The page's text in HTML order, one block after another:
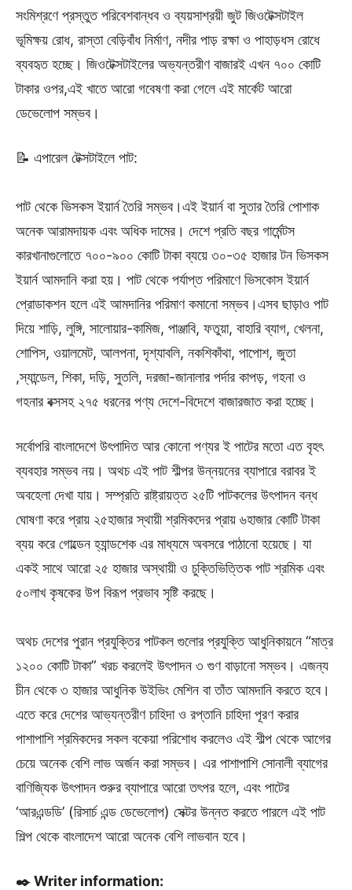
সংমিশ্রণে প্রস্তুত পরিবেশবান্ধব ও ব্যয়সাশ্রয়ী জুট জিওটেক্সটাইল
ভূমিক্ষয় রোধ, রাস্তা বেড়িবাঁধ নির্মাণ, নদীর পাড় রক্ষা ও পাহাড়ধস রোধে
ব্যবহৃত হচ্ছে। জিওটেক্সটাইলের অভ্যন্তরীণ বাজারই এখন ৭০০ কোটি
টাকার ওপর,এই খাতে আরো গবেষণা করা গেলে এই মার্কেট আরো
ডেভেলোপ সম্ভব।
📝 এপারেল টেক্সটাইলে পাট:
পাট থেকে ভিসকস ইয়ার্ন তৈরি সম্ভব।এই ইয়ার্ন বা সুতার তৈরি পোশাক
অনেক আরামদায়ক এবং অধিক দামের। দেশে প্রতি বছর গার্মেন্টস
কারখানাগুলোতে ৭০০-৯০০ কোটি টাকা ব্যয়ে ৩০-৩৫ হাজার টন ভিসকস
ইয়ার্ন আমদানি করা হয়। পাট থেকে পর্যাপ্ত পরিমাণে ভিসকোস ইয়ার্ন
প্রোডাকশন হলে এই আমদানির পরিমাণ কমানো সম্ভব।এসব ছাড়াও পাট
দিয়ে শাড়ি, লুঙ্গি, সালোয়ার-কামিজ, পাঞ্জাবি, ফতুয়া, বাহারি ব্যাগ, খেলনা,
শোপিস, ওয়ালমেট, আলপনা, দৃশ্যাবলি, নকশিকাঁথা, পাপোশ, জুতা
,স্যান্ডেল, শিকা, দড়ি, সুতলি, দরজা-জানালার পর্দার কাপড়, গহনা ও
গহনার বক্সসহ ২৭৫ ধরনের পণ্য দেশে-বিদেশে বাজারজাত করা হচ্ছে।
সর্বোপরি বাংলাদেশে উৎপাদিত আর কোনো পণ্যর ই পাটের মতো এত বৃহৎ
ব্যবহার সম্ভব নয়। অথচ এই পাট শীল্পর উন্নয়নের ব্যাপারে বরাবর ই
অবহেলা দেখা যায়। সম্প্রতি রাষ্ট্রায়ত্ত ২৫টি পাটকলের উৎপাদন বন্ধ
ঘোষণা করে প্রায় ২৫হাজার স্থায়ী শ্রমিকদের প্রায় ৬হাজার কোটি টাকা
ব্যয় করে গোল্ডেন হ্যান্ডশেক এর মাধ্যমে অবসরে পাঠানো হয়েছে। যা
একই সাথে আরো ২৫ হাজার অস্থায়ী ও চুক্তিভিত্তিক পাট শ্রমিক এবং
৫০লাখ কৃষকের উপ বিরূপ প্রভাব সৃষ্টি করছে।
অথচ দেশের পুরান প্রযুক্তির পাটকল গুলোর প্রযুক্তি আধুনিকায়নে “মাত্র
১২০০ কোটি টাকা” খরচ করলেই উৎপাদন ৩ গুণ বাড়ানো সম্ভব। এজন্য
চীন থেকে ৩ হাজার আধুনিক উইভিং মেশিন বা তাঁত আমদানি করতে হবে।
এতে করে দেশের আভ্যন্তরীণ চাহিদা ও রপ্তানি চাহিদা পূরণ করার
পাশাপাশি শ্রমিকদের সকল বকেয়া পরিশোধ করলেও এই শীল্প থেকে আগের
চেয়ে অনেক বেশি লাভ অর্জন করা সম্ভব। এর পাশাপাশি সোনালী ব্যাগের
বাণিজ্যিক উৎপাদন শুরুর ব্যাপারে আরো তৎপর হলে, এবং পাটের
‘আরএন্ডডি’ (রিসার্চ এন্ড ডেভেলোপ) সেক্টর উন্নত করতে পারলে এই পাট
শিল্প থেকে বাংলাদেশ আরো অনেক বেশি লাভবান হবে।
✒️ Writer information: